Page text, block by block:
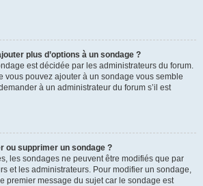
plus d’options à un sondage ?
est décidée par les administrateurs du forum.
vous pouvez ajouter à un sondage vous semble
à un administrateur du forum s’il est
ou supprimer un sondage ?
les sondages ne peuvent être modifiés que par
et les administrateurs. Pour modifier un sondage,
premier message du sujet car le sondage est